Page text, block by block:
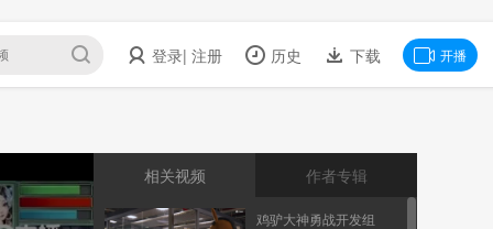
登录| 注册 历史 下载 开播
相关视频 作者专辑
鸡驴大神勇战开发组